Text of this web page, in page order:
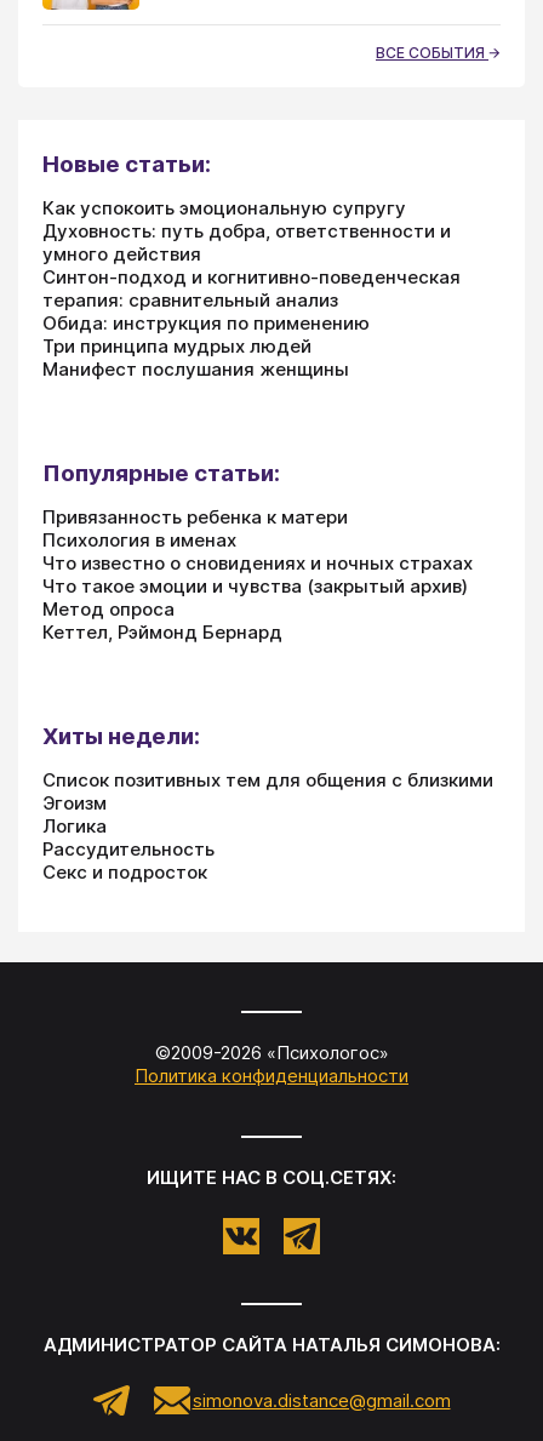
ВСЕ СОБЫТИЯ
Новые статьи:
Как успокоить эмоциональную супругу
Духовность: путь добра, ответственности и
умного действия
Синтон-подход и когнитивно-поведенческая
терапия: сравнительный анализ
Обида: инструкция по применению
Три принципа мудрых людей
Манифест послушания женщины
Популярные статьи:
Привязанность ребенка к матери
Психология в именах
Что известно о сновидениях и ночных страхах
Что такое эмоции и чувства (закрытый архив)
Метод опроса
Кеттел, Рэймонд Бернард
Хиты недели:
Список позитивных тем для общения с близкими
Эгоизм
Логика
Рассудительность
Секс и подросток
©2009-2026 «Психологос»
Политика конфиденциальности
ИЩИТЕ НАС В СОЦ.СЕТЯХ:
АДМИНИСТРАТОР САЙТА НАТАЛЬЯ СИМОНОВА:
simonova.distance@gmail.com